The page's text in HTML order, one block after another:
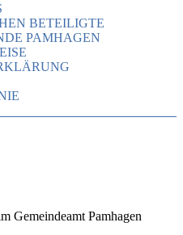
BETEILIGTE
PAMHAGEN
Gemeindeamt Pamhagen